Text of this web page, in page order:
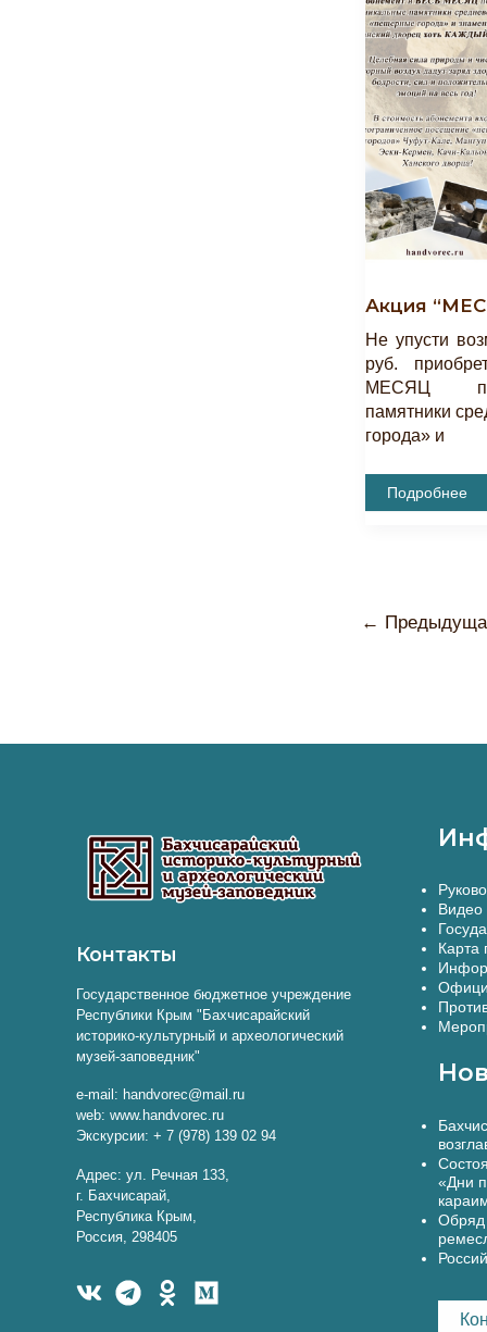
Акция
Не упусти
руб.
МЕСЯЦ
памятники
города» и
Акция
“МЕСЯЦ
Подробнее
←
Контакты
Государственное бюджетное учреждение
Республики Крым "Бахчисарайский
историко-культурный и археологический
музей-заповедник"
e-mail: handvorec@mail.ru
web: www.handvorec.ru
Экскурсии: + 7 (978) 139 02 94
Адрес: ул. Речная 133,
г. Бахчисарай,
Республика Крым,
Россия, 298405
Видео
Карта
«Дни
Обряд